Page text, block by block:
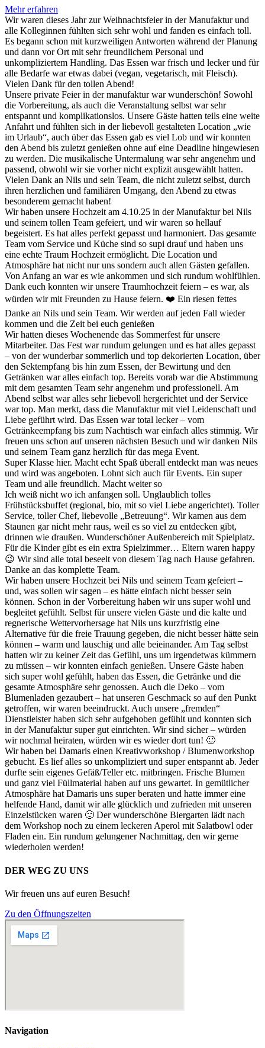
Mehr erfahren
Wir waren dieses Jahr zur Weihnachtsfeier in der Manufaktur und
alle Kolleginnen fühlten sich sehr wohl und fanden es einfach toll.
Es begann schon mit kurzweiligen Antworten während der Planung
und dann vor Ort mit sehr freundlichem Personal und
unkompliziertem Handling. Das Essen war frisch und lecker und für
alle Bedarfe war etwas dabei (vegan, vegetarisch, mit Fleisch).
Vielen Dank für den tollen Abend!
Unsere private Feier in der manufaktur war wunderschön! Sowohl
die Vorbereitung, als auch die Veranstaltung selbst war sehr
entspannt und komplikationslos. Unsere Gäste hatten teils eine weite
Anfahrt und fühlten sich in der liebevoll gestalteten Location „wie
im Urlaub“, auch über das Essen gab es viel Lob und wir konnten
den Abend bis zuletzt genießen ohne auf eine Deadline hingewiesen
zu werden. Die musikalische Untermalung war sehr angenehm und
passend, obwohl wir sie vorher nicht explizit ausgewählt hatten.
Vielen Dank an Nils und sein Team, die nicht zuletzt selbst, durch
ihren herzlichen und familiären Umgang, den Abend zu etwas
besonderem gemacht haben!
Wir haben unsere Hochzeit am 4.10.25 in der Manufaktur bei Nils
und seinem tollen Team gefeiert, und wir waren so hellauf
begeistert. Es hat alles perfekt gepasst und harmoniert. Das gesamte
Team vom Service und Küche sind so supi drauf und haben uns
eine echte Traum Hochzeit ermöglicht. Die Location und
Atmosphäre hat nicht nur uns sondern auch allen Gästen gefallen.
Von Anfang an war es wie ankommen und sich rundum wohlfühlen.
Dank euch konnten wir unsere Traumhochzeit feiern – es war, als
würden wir mit Freunden zu Hause feiern. ❤️ Ein riesen fettes
Danke an Nils und sein Team. Wir werden auf jeden Fall wieder
kommen und die Zeit bei euch genießen
Wir hatten dieses Wochenende das Sommerfest für unsere
Mitarbeiter. Das Fest war rundum gelungen und es hat alles gepasst
– von der wunderbar sommerlich und top dekorierten Location, über
den Sektempfang bis hin zum Essen, der Bewirtung und den
Getränken war alles einfach top. Bereits vorab war die Abstimmung
mit dem gesamten Team sehr angenehm und professionell. Am
Abend selbst war alles sehr liebevoll hergerichtet und der Service
war top. Man merkt, dass die Manufaktur mit viel Leidenschaft und
Liebe geführt wird. Das Essen war total lecker – vom
Getränkeempfang bis zum Nachtisch war einfach alles stimmig. Wir
freuen uns schon auf unseren nächsten Besuch und wir danken Nils
und seinem Team ganz herzlich für das mega Event.
Super Klasse hier. Macht echt Spaß überall entdeckt man was neues
und wird was angeboten. Lohnt sich auch für Events. Ein super
Team und alle freundlich. Macht weiter so
Ich weiß nicht wo ich anfangen soll. Unglaublich tolles
Frühstücksbuffet (regional, bio, mit so viel Liebe angerichtet). Toller
Service, toller Chef, liebevolle „Betreuung“. Wir kamen aus dem
Staunen gar nicht mehr raus, weil es so viel zu entdecken gibt,
drinnen wie draußen. Wunderschöner Außenbereich mit Spielplatz.
Für die Kinder gibt es ein extra Spielzimmer… Eltern waren happy
😉 Wir sind alle total beseelt von diesem Tag nach Hause gefahren.
Danke an das komplette Team.
Wir haben unsere Hochzeit bei Nils und seinem Team gefeiert –
und, was sollen wir sagen – es hätte einfach nicht besser sein
können. Schon in der Vorbereitung haben wir uns super wohl und
begleitet gefühlt. Selbst für unsere vielen Gäste und die kalte und
regnerische Wettervorhersage hat Nils uns kurzfristig eine
Alternative für die freie Trauung gegeben, die nicht besser hätte sein
können – warm und lauschig und alle beieinander. Am Tag selbst
hatten wir zu keiner Zeit das Gefühl, uns um irgendetwas kümmern
zu müssen – wir konnten einfach genießen. Unsere Gäste haben
sich super wohl gefühlt, haben das Essen, die Getränke und die
gesamte Atmosphäre sehr genossen. Auch die Deko – vom
Blumenladen gezaubert – hat unseren Geschmack so auf den Punkt
getroffen, wir waren beeindruckt. Auch unsere „fremden“
Dienstleister haben sich sehr aufgehoben gefühlt und konnten sich
in der Manufaktur super gut einrichten. Wir sind sicher – würden
wir nochmal heiraten, würden wir es wieder dort tun! 🙂
Wir haben bei Damaris einen Kreativworkshop / Blumenworkshop
gebucht. Es lief alles so unkompliziert und super entspannt ab. Jeder
durfte sein eigenes Gefäß/Teller etc. mitbringen. Frische Blumen
und ganz viel Füllmaterial haben auf uns gewartet. In gemütlicher
Atmosphäre hat Damaris uns super beraten und hatte immer eine
helfende Hand, damit wir alle glücklich und zufrieden mit unseren
Einzelstücken waren 🙂 Der wunderschöne Biergarten lädt nach
dem Workshop noch zu einem leckeren Aperol mit Salatbowl oder
Fladen ein. Ein rundum gelungener Nachmittag, den wir gerne
wiederholen werden!
DER WEG ZU UNS
Wir freuen uns auf euren Besuch!
Zu den Öffnungszeiten
Navigation